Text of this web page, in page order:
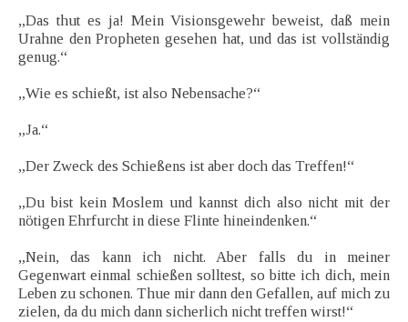
„Das thut es ja! Mein Visionsgewehr beweist, daß mein
Urahne den Propheten gesehen hat, und das ist vollständig
genug.“
„Wie es schießt, ist also Nebensache?“
„Ja.“
„Der Zweck des Schießens ist aber doch das Treffen!“
„Du bist kein Moslem und kannst dich also nicht mit der
nötigen Ehrfurcht in diese Flinte hineindenken.“
„Nein, das kann ich nicht. Aber falls du in meiner
Gegenwart einmal schießen solltest, so bitte ich dich, mein
Leben zu schonen. Thue mir dann den Gefallen, auf mich zu
zielen, da du mich dann sicherlich nicht treffen wirst!“